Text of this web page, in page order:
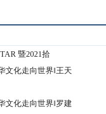
暨2021拾
文化走向世界‖王天
文化走向世界‖罗建